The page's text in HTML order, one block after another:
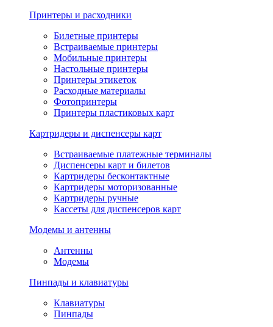
Принтеры и расходники
Билетные принтеры
Встраиваемые принтеры
Мобильные принтеры
Настольные принтеры
Принтеры этикеток
Расходные материалы
Фотопринтеры
Принтеры пластиковых карт
Картридеры и диспенсеры карт
Встраиваемые платежные терминалы
Диспенсеры карт и билетов
Картридеры бесконтактные
Картридеры моторизованные
Картридеры ручные
Кассеты для диспенсеров карт
Модемы и антенны
Антенны
Модемы
Пинпады и клавиатуры
Клавиатуры
Пинпады